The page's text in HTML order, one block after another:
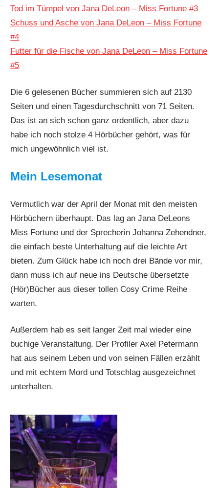
Tod im Tümpel von Jana DeLeon – Miss Fortune #3
Schuss und Asche von Jana DeLeon – Miss Fortune
#4
Futter für die Fische von Jana DeLeon – Miss Fortune
#5
Die 6 gelesenen Bücher summieren sich auf 2130
Seiten und einen Tagesdurchschnitt von 71 Seiten.
Das ist an sich schon ganz ordentlich, aber dazu
habe ich noch stolze 4 Hörbücher gehört, was für
mich ungewöhnlich viel ist.
Mein Lesemonat
Vermutlich war der April der Monat mit den meisten
Hörbüchern überhaupt. Das lag an Jana DeLeons
Miss Fortune und der Sprecherin Johanna Zehendner,
die einfach beste Unterhaltung auf die leichte Art
bieten. Zum Glück habe ich noch drei Bände vor mir,
dann muss ich auf neue ins Deutsche übersetzte
(Hör)Bücher aus dieser tollen Cosy Crime Reihe
warten.
Außerdem hab es seit langer Zeit mal wieder eine
buchige Veranstaltung. Der Profiler Axel Petermann
hat aus seinem Leben und von seinen Fällen erzählt
und mit echtem Mord und Totschlag ausgezeichnet
unterhalten.